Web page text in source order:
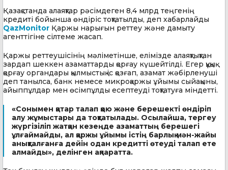
Қазақстанда алаяқтар рәсімдеген 8,4 млрд теңгенің
кредиті бойынша өндіріс тоқтатылды, деп хабарлайды
QazMonitor Қаржы нарығын реттеу және дамыту
агенттігіне сілтеме жасап.
Қаржы реттеушісінің мәліметінше, елімізде алаяқтықтан
зардап шеккен азаматтарды қорғау күшейтілді. Егер құқық
қорғау органдары қылмыстық іс қозғап, азамат жәбірленуші
деп танылса, банк немесе микроқаржы ұйымы сыйақыны,
айыппұлдар мен өсімпұлды есептеуді тоқтатуға міндетті.
«Сонымен қатар талап қою және берешекті өндіріп
алу жұмыстары да тоқтатылады. Осылайша, тергеу
жүргізіліп жатқан кезеңде азаматтың берешегі
ұлғаймайды, ал қаржы ұйымы істің барлық мән-жайы
анықталғанға дейін одан кредитті өтеуді талап ете
алмайды», делінген ақпаратта.